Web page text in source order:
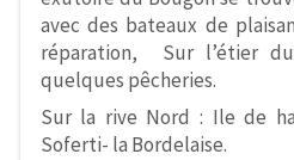
avec des bateaux de
réparation, Sur l’étier
quelques pêcheries.
Sur la rive Nord : Ile de
Soferti- la Bordelaise.